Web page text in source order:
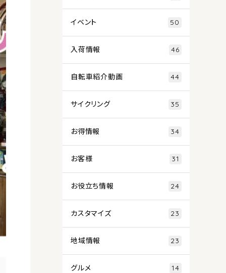
イベント 50
入荷情報 46
自転車紹介動画 44
サイクリング 35
お得情報 34
お客様 31
お役立ち情報 24
カスタマイズ 23
地域情報 23
グルメ 14